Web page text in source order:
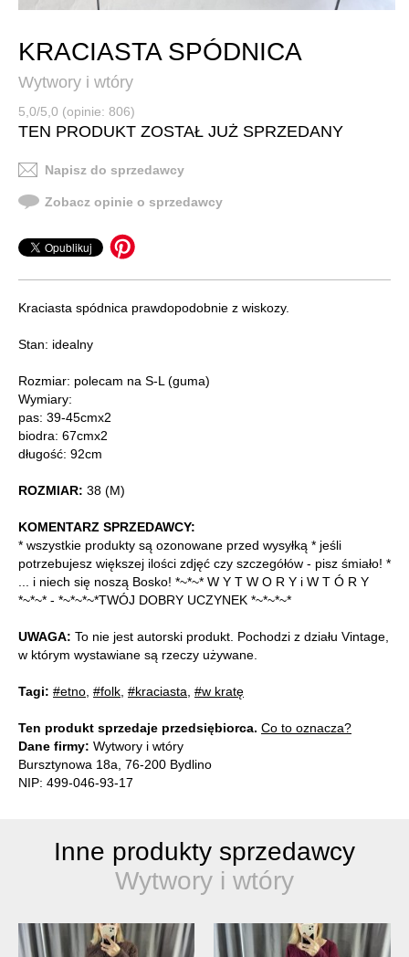
KRACIASTA SPÓDNICA
Wytwory i wtóry
5,0/5,0 (opinie: 806)
TEN PRODUKT ZOSTAŁ JUŻ SPRZEDANY
Napisz do sprzedawcy
Zobacz opinie o sprzedawcy
Kraciasta spódnica prawdopodobnie z wiskozy.
Stan: idealny
Rozmiar: polecam na S-L (guma)
Wymiary:
pas: 39-45cmx2
biodra: 67cmx2
długość: 92cm
ROZMIAR: 38 (M)
KOMENTARZ SPRZEDAWCY:
* wszystkie produkty są ozonowane przed wysyłką * jeśli
potrzebujesz większej ilości zdjęć czy szczegółów - pisz śmiało! *
... i niech się noszą Bosko! *~*~* W Y T W O R Y i W T Ó R Y
*~*~* - *~*~*~*TWÓJ DOBRY UCZYNEK *~*~*~*
UWAGA: To nie jest autorski produkt. Pochodzi z działu Vintage,
w którym wystawiane są rzeczy używane.
Tagi: #etno #folk #kraciasta #w kratę
Ten produkt sprzedaje przedsiębiorca. Co to oznacza?
Dane firmy: Wytwory i wtóry
Bursztynowa 18a, 76-200 Bydlino
NIP: 499-046-93-17
Inne produkty sprzedawcy
Wytwory i wtóry